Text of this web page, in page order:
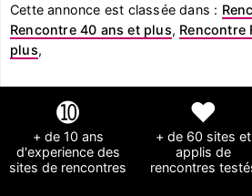
Cette annonce est classée dans :
Rencontre 40 ans et plus, Rencontre
plus,
➓
+ de 10 ans
d'experience des
sites de rencontres
❤
+ de 60 sites et
applis de
rencontres